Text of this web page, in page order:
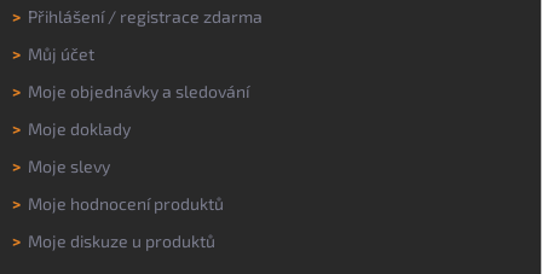
> Přihlášení/ registrace zdarma
> Můj účet
> Moje objednávky a sledování
> Moje doklady
> Moje slevy
> Moje hodnocení produktů
> Moje diskuze u produktů